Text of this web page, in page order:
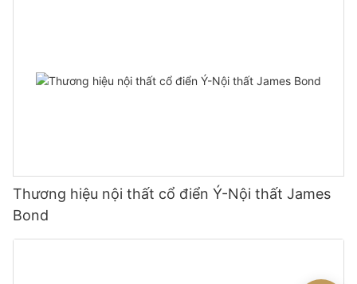
Thương hiệu nội thất cổ điển Ý-Nội thất James
Bond